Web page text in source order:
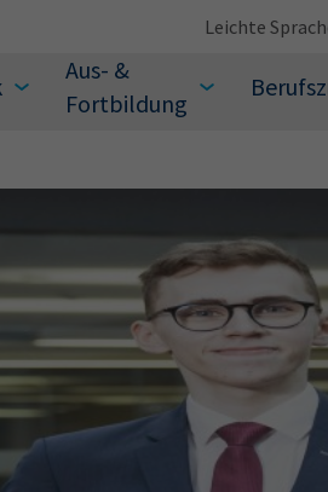
Aus- &
Fortbildung
Leichte
suchen Sie?